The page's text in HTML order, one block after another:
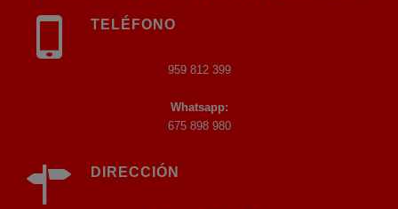
TELÉFONO
959 812 399
Whatsapp:
675 898 980
DIRECCIÓN